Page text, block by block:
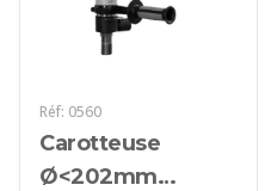
Réf: 0560
Carotteuse
Ø<202mm